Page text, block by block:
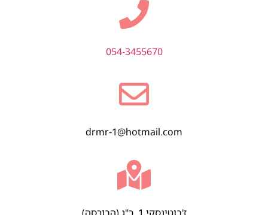
054-3455670
drmr-1@hotmail.com
ז'בוטינסקי 1, ר"ג (הבורסה)